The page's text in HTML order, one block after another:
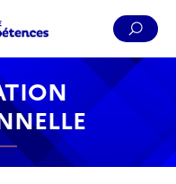
Pied de page